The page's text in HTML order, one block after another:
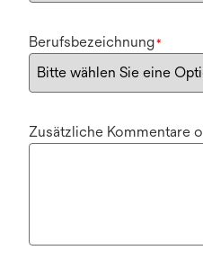
Berufsbezeichnung*
Zusätzliche Kommentare